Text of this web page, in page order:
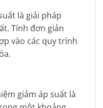
là giải pháp
Tính đơn giản
vào các quy trình
giảm áp suất là